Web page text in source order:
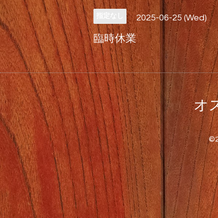
2025-06-25 (Wed)
臨時休業
オ